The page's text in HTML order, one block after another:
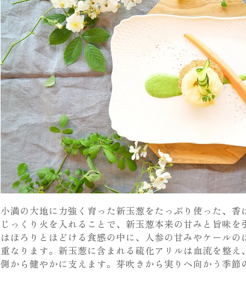
小満の大地に力強く育った新玉葱をたっぷり使った、香
じっくり火を入れることで、新玉葱本来の甘みと旨味
はほろりとほどける食感の中に、人参の甘みやケール
重なります。新玉葱に含まれる硫化アリルは血流を整
側から健やかに支えます。芽吹きから実りへ向かう季節